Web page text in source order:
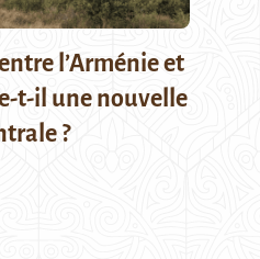
l’Arménie et
t-il une nouvelle
?